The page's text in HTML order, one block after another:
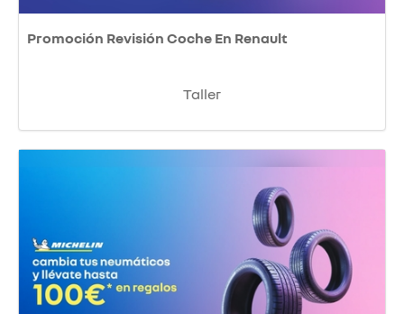
Promoción Revisión Coche En Renault
Taller